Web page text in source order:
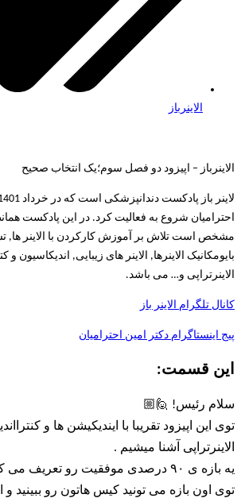
الاینرباز
الاینرباز – اپیزود دو فصل سوم؛یک انتخاب صحیح
احترامیان شروع به فعالیت کرد. در این پادکست
مشخص است تلاش بر آموزش کارکردن با الاینر ها,
بایومکانیک الاینرها, الاینر های زیبایی, اندیکاسیون و
الاینرتراپی و… می باشد.
کانال تلگرام الاینر باز
پیج اینستاگرام دکتر امین احترامیان
این قسمت:
سلام رئیس! 🙋🏼
توی این اپیزود تقریبا با ایندیکیشن ها و
الاینرتراپی آشنا میشیم .
یه بازه ی ۹۰ درصدی موفقیت رو تعریف
توی اون بازه می تونید کیس هاتون رو ببینید و